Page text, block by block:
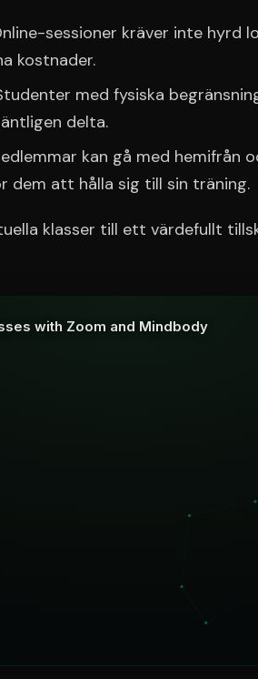
sessioner kräver inte hyrd
kostnader.
med fysiska
delta.
kan gå med hemifrån
dem att hålla sig till sin träning.
klasser till ett värdefullt
with Zoom and Mindbody